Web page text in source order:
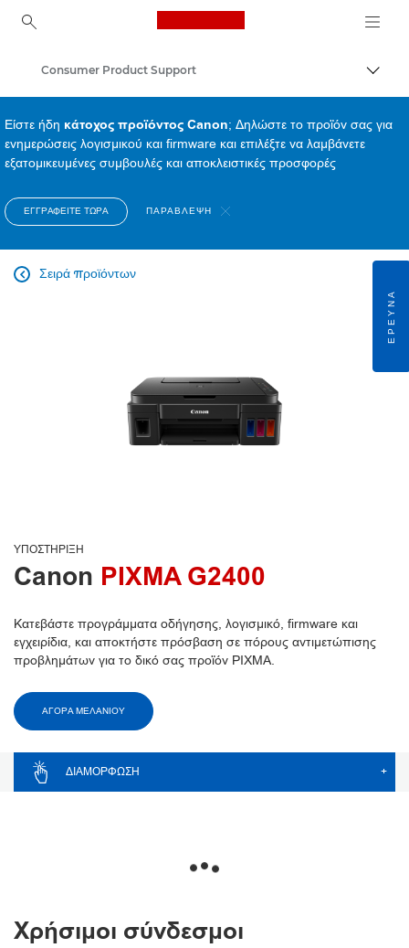
Canon Logo, back to
Consumer Product Support
Είστε ήδη κάτοχος προϊόντος Canon; Δηλώστε το προϊόν σας για
ενημερώσεις λογισμικού και firmware και επιλέξτε να λαμβάνετε
εξατομικευμένες συμβουλές και αποκλειστικές προσφορές
ΕΓΓΡΑΦΕΊΤΕ ΤΏΡΑ ΠΑΡΆΒΛΕΨΗ
Σειρά προϊόντων

ΥΠΟΣΤΉΡΙΞΗ
Canon PIXMA G2400
Κατεβάστε προγράμματα οδήγησης, λογισμικό, firmware και
εγχειρίδια, και αποκτήστε πρόσβαση σε πόρους αντιμετώπισης
προβλημάτων για το δικό σας προϊόν PIXMA.
ΑΓΟΡΑ ΜΕΛΑΝΙΟΥ
ΔΙΑΜΌΡΦΩΣΗ +
Χρήσιμοι σύνδεσμοι
ΈΡΕΥΝΑ